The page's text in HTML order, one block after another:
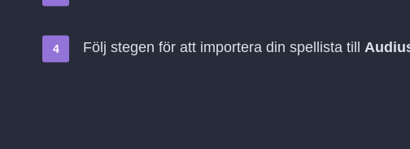
Följ stegen för att importera din spellista till